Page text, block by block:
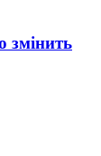
змінить